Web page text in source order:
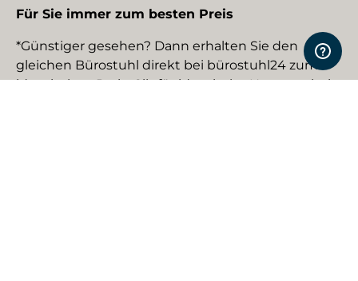
Für Sie immer zum besten Preis
*Günstiger gesehen? Dann erhalten Sie den
gleichen Bürostuhl direkt bei bürostuhl24 zum
identischen Preis. Gilt für identische Neuware bei